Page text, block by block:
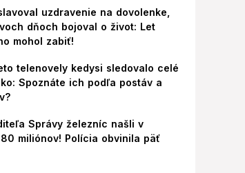
uzdravenie na dovolenke,
dňoch bojoval o život: Let
mohol zabiť!
telenovely kedysi sledovalo celé
Spoznáte ich podľa postáv a
Správy železníc našli v
miliónov! Polícia obvinila päť